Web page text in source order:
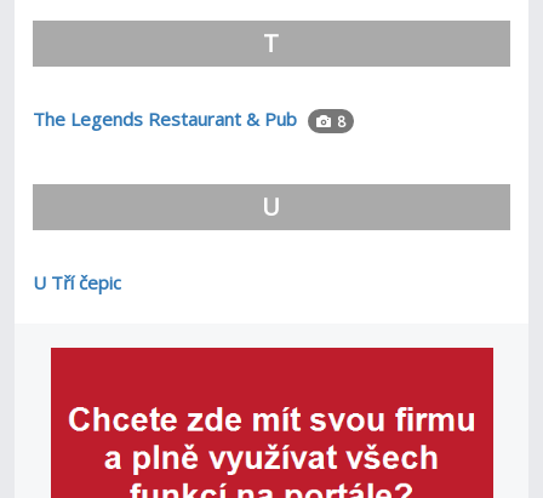
T
The Legends Restaurant & Pub 8
U
U Tří čepic